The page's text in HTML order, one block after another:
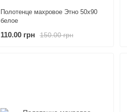
Полотенце махровое Этно 50х90
белое
150.00 грн
110.00 грн